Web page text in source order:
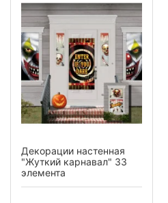
Декорации настенная
"Жуткий карнавал" 33
элемента